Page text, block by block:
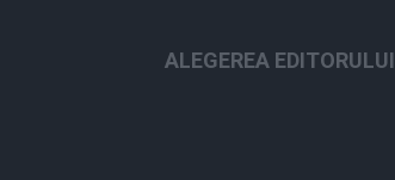
ALEGEREA EDITORULUI